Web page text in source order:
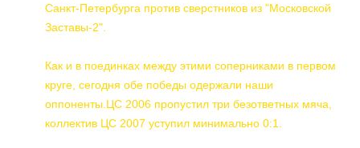
Санкт-Петербурга против сверстников из "Московской
Заставы-2".
Как и в поединках между этими соперниками в первом
круге, сегодня обе победы одержали наши
оппоненты.ЦС 2006 пропустил три безответных мяча,
коллектив ЦС 2007 уступил минимально 0:1.